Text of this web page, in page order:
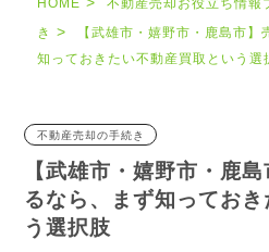
HOME 不動産売却お役立ち情報
き
【武雄市・嬉野市・鹿島市
知っておきたい不動産買取という選
不動産売却の手続き
【武雄市・嬉野市・鹿
るなら、まず知ってお
う選択肢